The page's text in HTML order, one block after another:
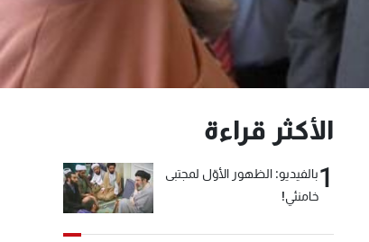
الأكثر قراءة
1بالفيديو: الظهور الأوّل لمجتبى
خامنئي!